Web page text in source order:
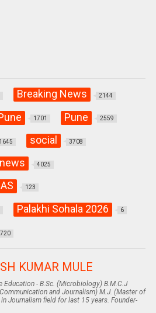
Breaking News 2144
1701 Pune 2559
1645 social 3708
4025
123
Palakhi Sohala 2026 6
KUMAR MULE
Education - B.Sc. (Microbiology) B.M.C.J
and Journalism) M.J. (Master of
Journalism field for last 15 years. Founder-